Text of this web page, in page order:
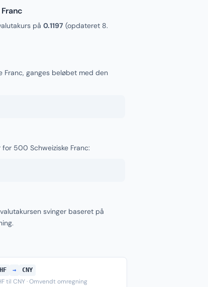
på 0.1197 (opdateret 8.
Franc, ganges beløbet med den
500 Schweiziske Franc:
svinger baseret på
→ CNY
til CNY · Omvendt omregning